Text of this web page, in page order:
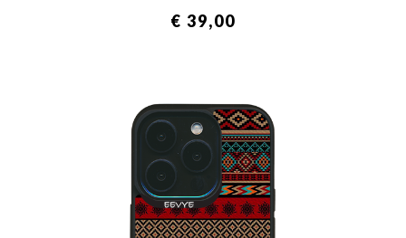
€ 39,00